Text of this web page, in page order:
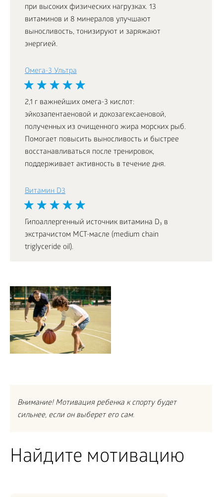
при высоких физических нагрузках. 13
витаминов и 8 минералов улучшают
выносливость, тонизируют и заряжают
энергией.
Омега-3 Ультра
2,1 г важнейших омега-3 кислот:
эйкозапентаеновой и докозагексаеновой,
полученных из очищенного жира морских рыб.
Помогает повысить выносливость и быстрее
восстанавливаться после тренировок,
поддерживает активность в течение дня.
Витамин D3
Гипоаллергенный источник витамина D₃ в
экстрачистом МСТ-масле (medium chain
triglyceride oil).
Внимание! Мотивация ребенка к спорту будет
сильнее, если он выберет его сам.
Найдите мотивацию